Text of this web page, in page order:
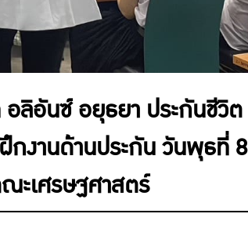
ลิอันซ์ อยุธยา ประกันชีวิต
กงานด้านประกัน วันพุธที่ 8
ะเศรษฐศาสตร์